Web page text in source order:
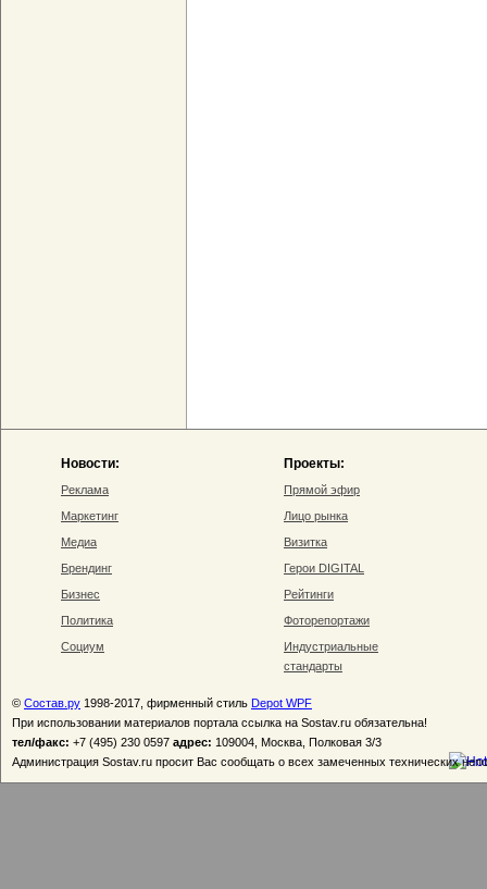
Новости:
Реклама
Маркетинг
Медиа
Брендинг
Бизнес
Политика
Социум
Проекты:
Прямой эфир
Лицо рынка
Визитка
Герои DIGITAL
Рейтинги
Фоторепортажи
Индустриальные
стандарты
© Состав.ру 1998-2017, фирменный стиль Depot WPF
При использовании материалов портала ссылка на Sostav.ru обязательна!
тел/факс: +7 (495) 230 0597 адрес: 109004, Москва, Полковая 3/3
Администрация Sostav.ru просит Вас сообщать о всех замеченных технических